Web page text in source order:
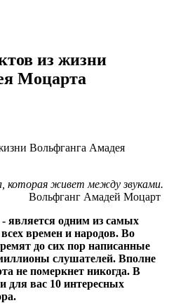
из жизни
Моцарта
которая живет между звуками.
Вольфганг Амадей Моцарт
является одним из самых
времен и народов. Во
до сих пор написанные
слушателей. Вполне
не померкнет никогда. В
для вас 10 интересных